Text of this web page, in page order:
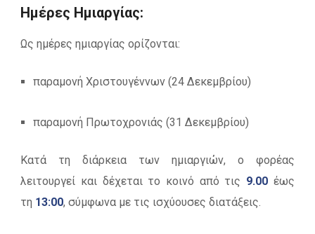
Ημέρες Ημιαργίας:
Ως ημέρες ημιαργίας ορίζονται:
παραμονή Χριστουγέννων (24 Δεκεμβρίου)
παραμονή Πρωτοχρονιάς (31 Δεκεμβρίου)
Κατά τη διάρκεια των ημιαργιών, ο φορέας
λειτουργεί και δέχεται το κοινό από τις 9.00 έως
τη 13:00, σύμφωνα με τις ισχύουσες διατάξεις.